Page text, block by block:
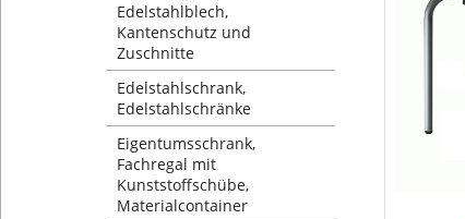
Edelstahlblech,
Kantenschutz und
Zuschnitte
Edelstahlschrank,
Edelstahlschränke
Eigentumsschrank,
Fachregal mit
Kunststoffschübe,
Materialcontainer